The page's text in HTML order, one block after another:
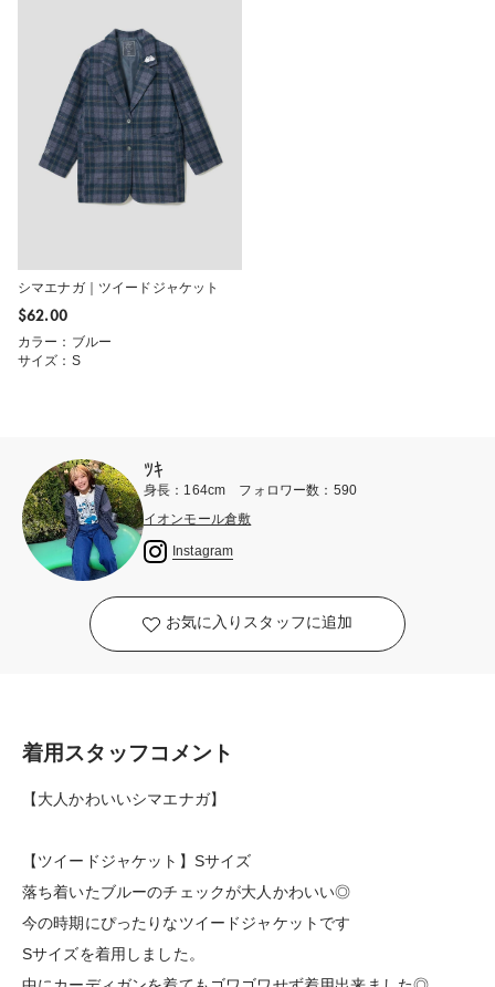
シマエナガ｜ツイードジャケット
$‌62.00
カラー：ブルー
サイズ：S
ﾂｷ
身長：164cm フォロワー数：590
イオンモール倉敷
Instagram
お気に入りスタッフに追加
着用スタッフコメント
【大人かわいいシマエナガ】
【ツイードジャケット】Sサイズ
落ち着いたブルーのチェックが大人かわいい◎
今の時期にぴったりなツイードジャケットです
Sサイズを着用しました。